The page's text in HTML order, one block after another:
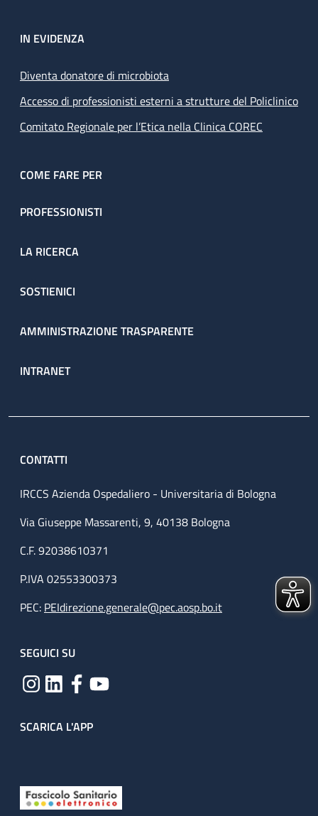
IN EVIDENZA
Diventa donatore di microbiota
Accesso di professionisti esterni a strutture del Policlinico
Comitato Regionale per l’Etica nella Clinica COREC
COME FARE PER
PROFESSIONISTI
LA RICERCA
SOSTIENICI
AMMINISTRAZIONE TRASPARENTE
INTRANET
CONTATTI
IRCCS Azienda Ospedaliero - Universitaria di Bologna
Via Giuseppe Massarenti, 9, 40138 Bologna
C.F. 92038610371
P.IVA 02553300373
PEC: PEIdirezione.generale@pec.aosp.bo.it
SEGUICI SU
SCARICA L'APP